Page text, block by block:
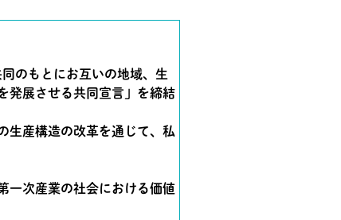
のもとにお互いの地域、生
発展させる共同宣言」を締結
生産構造の改革を通じて、私
一次産業の社会における価値